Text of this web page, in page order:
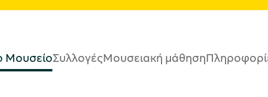
ΜουσείοΣυλλογέςΜουσειακή μάθηση